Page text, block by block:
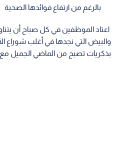
بالرغم من ارتفاع فوائدها الصحية
اعتاد الموظفين في كل صباح أن
والبيض التي نجدها في أغلب شوراع
بذكريات تصبح من الماضي الجميل